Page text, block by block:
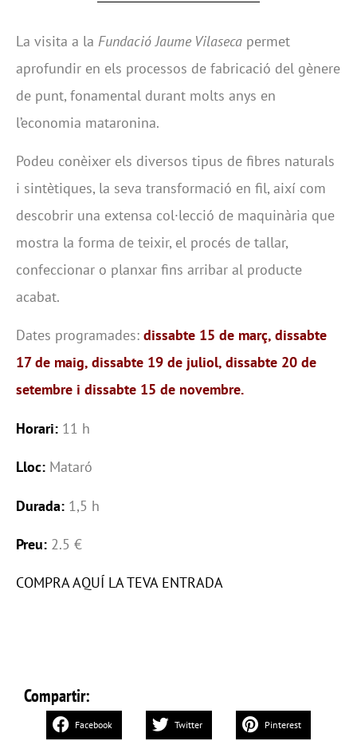
La visita a la Fundació Jaume Vilaseca permet
aprofundir en els processos de fabricació del gènere
de punt, fonamental durant molts anys en
l’economia mataronina.
Podeu conèixer els diversos tipus de fibres naturals
i sintètiques, la seva transformació en fil, així com
descobrir una extensa col·lecció de maquinària que
mostra la forma de teixir, el procés de tallar,
confeccionar o planxar fins arribar al producte
acabat.
Dates programades: dissabte 15 de març, dissabte
17 de maig, dissabte 19 de juliol, dissabte 20 de
setembre i dissabte 15 de novembre.
Horari: 11 h
Lloc: Mataró
Durada: 1,5 h
Preu: 2.5 €
COMPRA AQUÍ LA TEVA ENTRADA
Compartir:
Facebook Twitter Pinterest